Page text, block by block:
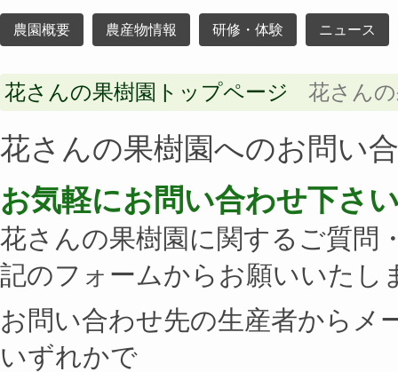
農園概要 農産物情報 研修・体験 ニュース
花さんの果樹園トップページ 花さん
花さんの果樹園へのお問い
お気軽にお問い合わせ下さ
花さんの果樹園に関するご質問
記のフォームからお願いいたし
お問い合わせ先の生産者からメ
いずれかで